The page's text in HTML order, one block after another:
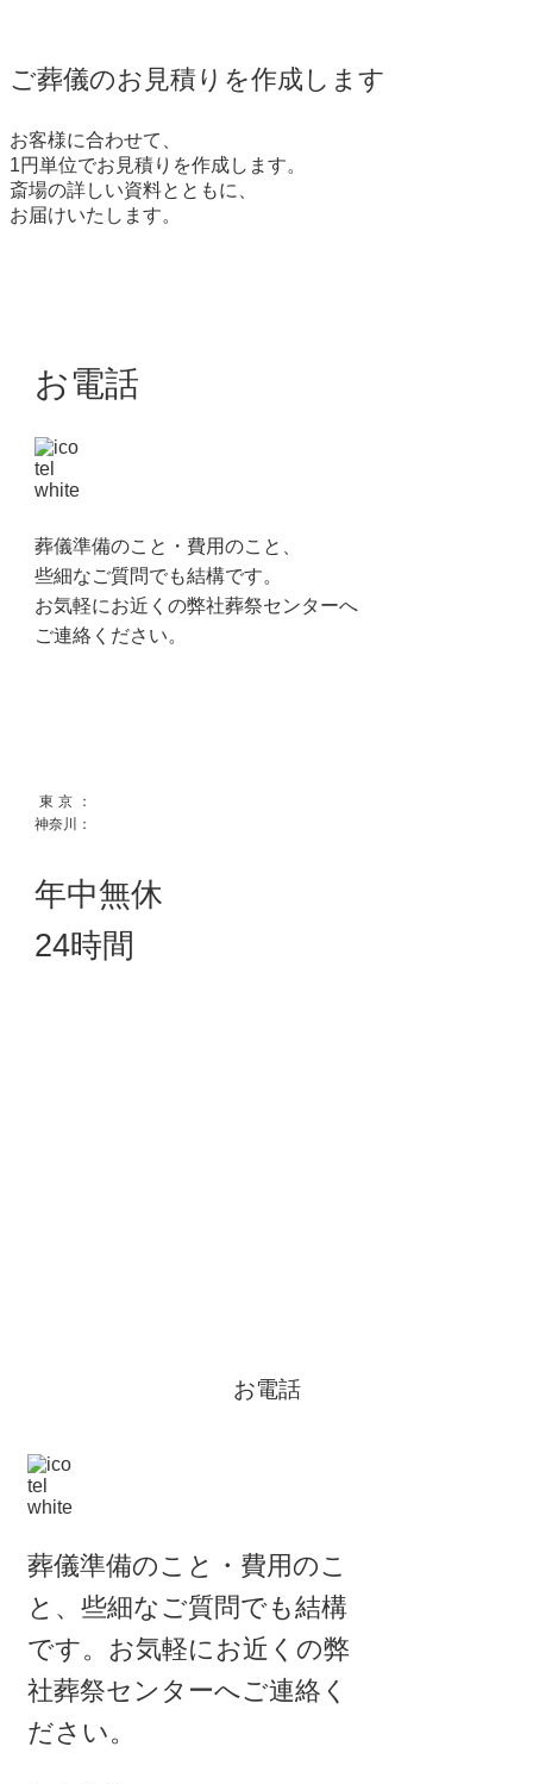
ご葬儀のお見積りを作成します
お客様に合わせて、
1円単位でお見積りを作成します。
斎場の詳しい資料とともに、
お届けいたします。
お電話
葬儀準備のこと・費用のこと、
些細なご質問でも結構です。
お気軽にお近くの弊社葬祭センターへ
ご連絡ください。
東京 ：
神奈川：
年中無休
24時間
お電話
葬儀準備のこと・費用のこ
と、些細なご質問でも結構
です。 お気軽にお近くの弊
社葬祭センターへご連絡く
ださい。